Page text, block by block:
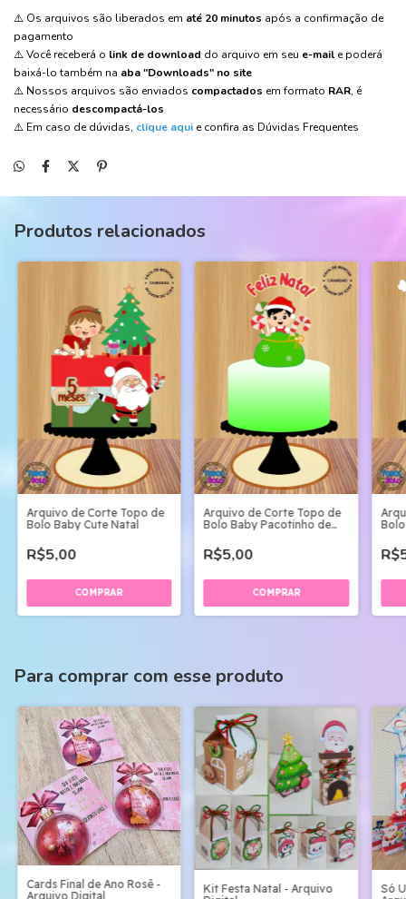
⚠️ Os arquivos são liberados em até 20 minutos após a confirmação de
pagamento
⚠️ Você receberá o link de download do arquivo em seu e-mail e poderá
baixá-lo também na aba "Downloads" no site
⚠️ Nossos arquivos são enviados compactados em formato RAR, é
necessário descompactá-los
⚠️ Em caso de dúvidas, clique aqui e confira as Dúvidas Frequentes
Produtos relacionados
Arquivo de Corte Topo de
Bolo Baby Cute Natal
R$5,00
Arquivo de Corte Topo de
Bolo Baby Pacotinho de
R$5,00
Bolo
Para comprar com esse produto
Cards Final de Ano Rosê -
Arquivo Digital
Kit Festa Natal - Arquivo
Só